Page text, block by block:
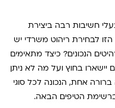
חשיבות רבה ביצירת
לבחירת ריהוט משרדי יש
הנכונים? כיצד מתאימים
יישארו בחוץ ועל מה לא ניתן
אחת, הנכונה לכל סוגי
הטיפים הבאה.